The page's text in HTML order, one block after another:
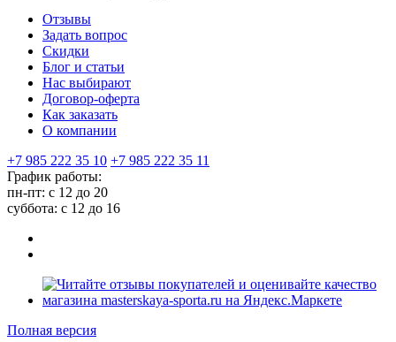
Отзывы
Задать вопрос
Скидки
Блог и статьи
Нас выбирают
Договор-оферта
Как заказать
О компании
+7 985 222 35 10 +7 985 222 35 11
График работы:
пн-пт: с 12 до 20
суббота: c 12 до 16
Полная версия